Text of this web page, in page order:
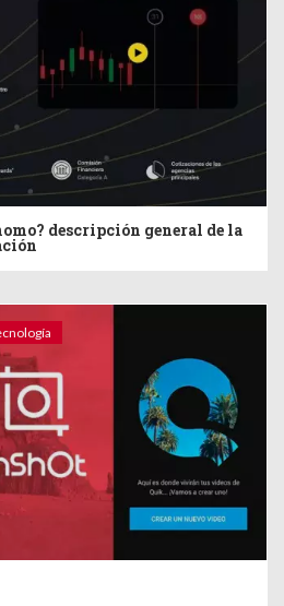
descripción general de la